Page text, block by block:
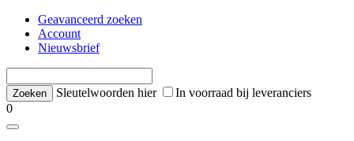
Geavanceerd zoeken
Account
Nieuwsbrief
Sleutelwoorden hier
In voorraad bij leveranciers
0